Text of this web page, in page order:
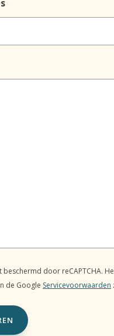
beschermd door reCAPTCHA.
de Google Servicevoorwaarden